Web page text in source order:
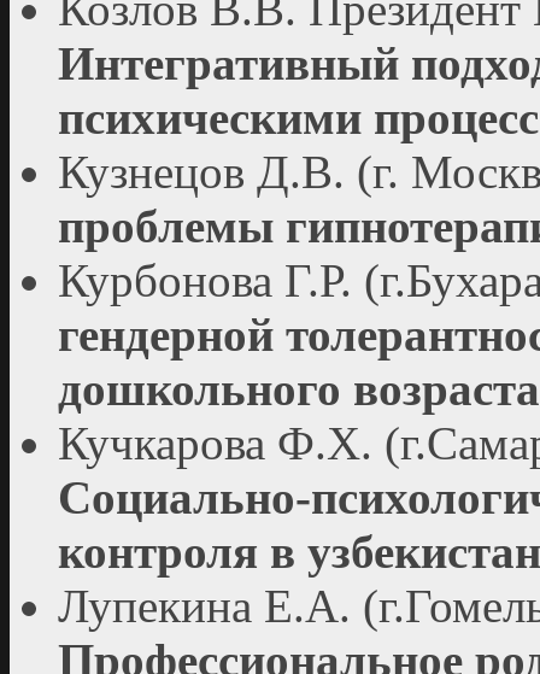
Интегративный
психическими
Кузнецов Д.В. (г.
проблемы
Курбонова Г.Р.
гендерной
дошкольного возраста
Кучкарова Ф.Х.
Социально-
контроля в
Лупекина Е.А.
Профессиональное